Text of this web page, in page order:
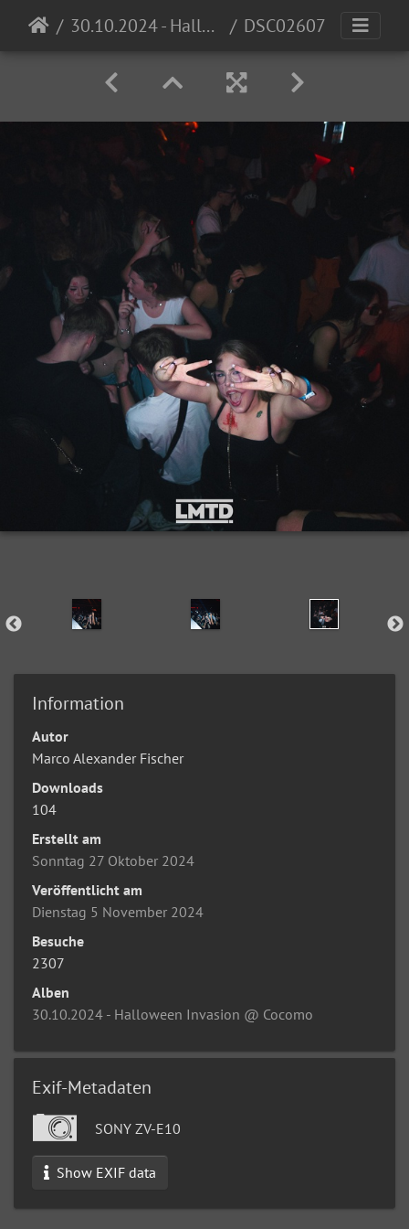
30.10.2024 - Halloween Invasion @ Cocomo DSC02607
Information
Autor
Marco Alexander Fischer
Downloads
104
Erstellt am
Sonntag 27 Oktober 2024
Veröffentlicht am
Dienstag 5 November 2024
Besuche
2307
Alben
30.10.2024 - Halloween Invasion @ Cocomo
Exif-Metadaten
SONY ZV-E10
Show EXIF data